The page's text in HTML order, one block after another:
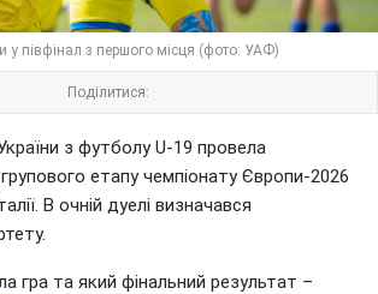
у півфінал з першого місця (фото: УАФ)
Поділитися:
з футболу U-19 провела
етапу чемпіонату Європи-2026
В очній дуелі визначався
гра та який фінальний результат –